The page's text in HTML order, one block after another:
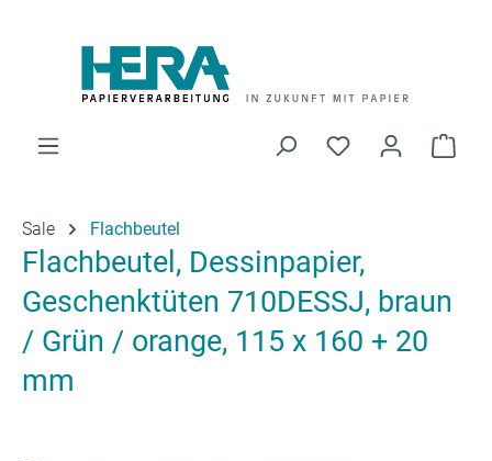
Du hast 0
Sale Flachbeutel
Flachbeutel, Dessinpapier,
Geschenktüten 710DESSJ, braun
/ Grün / orange, 115 x 160 + 20
mm